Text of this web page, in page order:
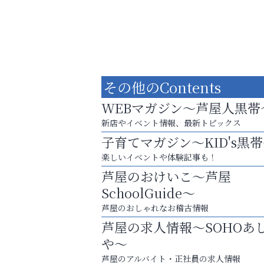
梅雨でカビが繁殖する前に！
エアコン掃除は“今”が最適
整体院エスコート・芦屋サロ
ン
その他のContents
WEBマガジン～芦屋人黒帯
新店やイベント情報、最新トピックス
子育てマガジン～KID's黒
楽しいイベントや体験記事も！
芦屋のおけいこ～芦屋
SchoolGuide～
芦屋のおしゃれなお稽古情報
芦屋の求人情報～SOHOあ
や～
芦屋のアルバイト・正社員の求人情報